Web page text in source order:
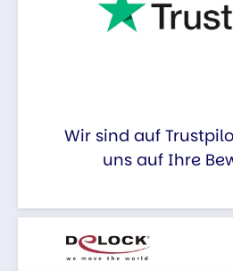
Wir sind auf
uns auf Ihre